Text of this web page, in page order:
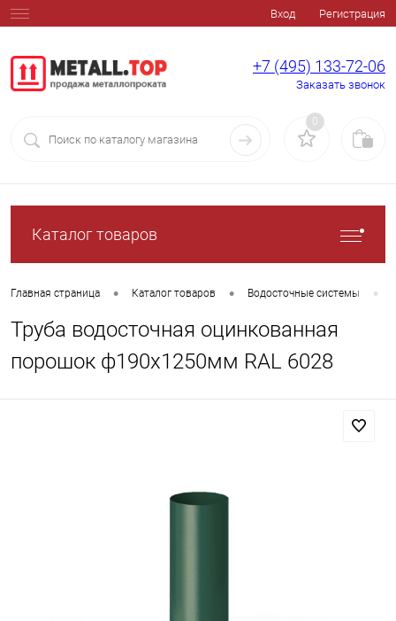
Вход Регистрация
+7 (495) 133-72-06
Заказать звонок
0
Каталог товаров
Главная страница • Каталог товаров • Водосточные системы •
Труба водосточная оцинкованная
порошок ф190х1250мм RAL 6028